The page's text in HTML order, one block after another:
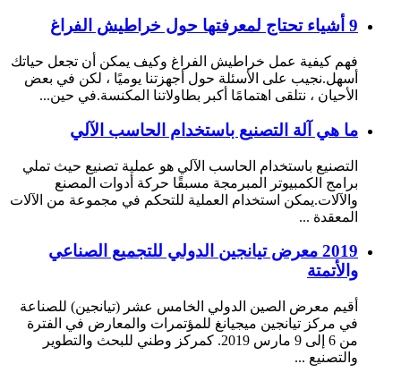
9 أشياء تحتاج لمعرفتها حول خراطيش الفراغ
فهم كيفية عمل خراطيش الفراغ وكيف يمكن أن تجعل حياتك
أسهل.نجيب على الأسئلة حول أجهزتنا يوميًا ، لكن في بعض
الأحيان ، نتلقى اهتمامًا أكبر بطاولاتنا المكنسة.في حين...
ما هي آلة التصنيع باستخدام الحاسب الآلي
التصنيع باستخدام الحاسب الآلي هو عملية تصنيع حيث تملي
برامج الكمبيوتر المبرمجة مسبقًا حركة أدوات المصنع
والآلات.يمكن استخدام العملية للتحكم في مجموعة من الآلات
المعقدة ...
2019 معرض تيانجين الدولي للتجميع الصناعي
والأتمتة
أقيم معرض الصين الدولي الخامس عشر (تيانجين) للصناعة
في مركز تيانجين ميجيانغ للمؤتمرات والمعارض في الفترة
من 6 إلى 9 مارس 2019. كمركز وطني للبحث والتطوير
والتصنيع ...